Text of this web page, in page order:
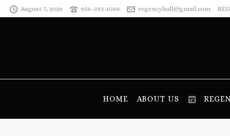
August 7, 2026 956-393-1068 regencyhall@gmail.com
HOME ABOUT US